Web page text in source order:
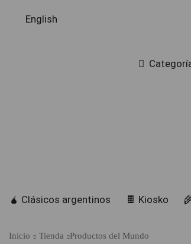
English
🧉 Clásicos argentinos 🍫 Kiosko
Inicio Tienda Productos del Mundo